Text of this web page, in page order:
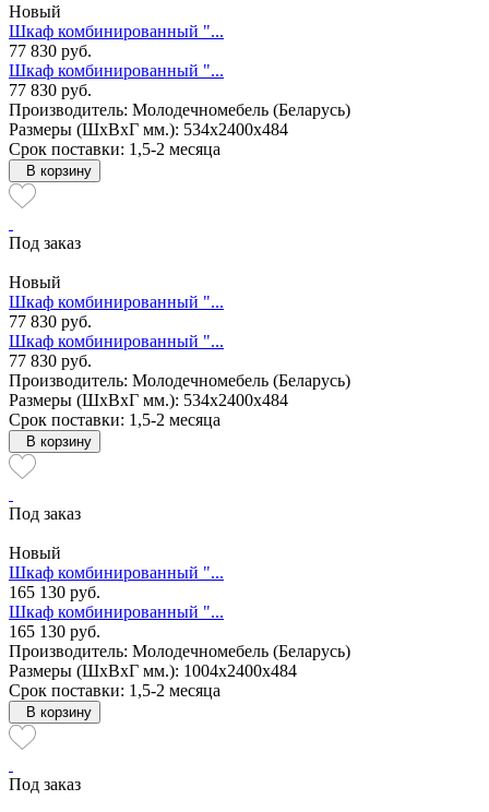
Новый
Шкаф комбинированный "...
77 830 руб.
Шкаф комбинированный "...
77 830 руб.
Производитель: Молодечномебель (Беларусь)
Размеры (ШxВxГ мм.): 534x2400x484
Срок поставки: 1,5-2 месяца
В корзину
Под заказ
Новый
Шкаф комбинированный "...
77 830 руб.
Шкаф комбинированный "...
77 830 руб.
Производитель: Молодечномебель (Беларусь)
Размеры (ШxВxГ мм.): 534x2400x484
Срок поставки: 1,5-2 месяца
В корзину
Под заказ
Новый
Шкаф комбинированный "...
165 130 руб.
Шкаф комбинированный "...
165 130 руб.
Производитель: Молодечномебель (Беларусь)
Размеры (ШxВxГ мм.): 1004x2400x484
Срок поставки: 1,5-2 месяца
В корзину
Под заказ